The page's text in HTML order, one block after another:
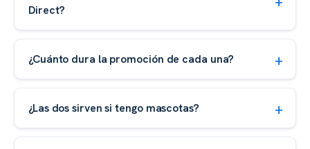
Direct?
¿Cuánto dura la promoción de cada una?
¿Las dos sirven si tengo mascotas?